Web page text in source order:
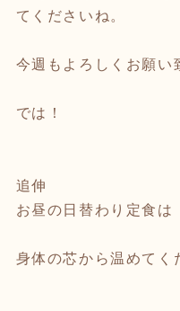
てくださいね。
今週もよろしくお願い
では！
追伸
お昼の日替わり定食
身体の芯から温めてく